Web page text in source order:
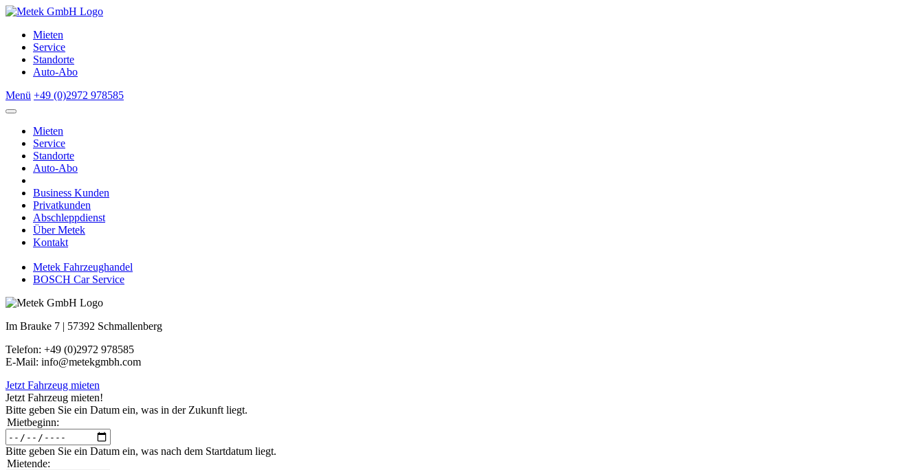
Mieten
Service
Standorte
Auto-Abo
Menü +49 (0)2972 978585
Mieten
Service
Standorte
Auto-Abo
Business Kunden
Privatkunden
Abschleppdienst
Über Metek
Kontakt
Metek Fahrzeughandel
BOSCH Car Service
Im Brauke 7 | 57392 Schmallenberg
Telefon: +49 (0)2972 978585
E-Mail: info@metekgmbh.com
Jetzt Fahrzeug mieten
Jetzt Fahrzeug mieten!
Bitte geben Sie ein Datum ein, was in der Zukunft liegt.
Mietbeginn:
Bitte geben Sie ein Datum ein, was nach dem Startdatum liegt.
Mietende: